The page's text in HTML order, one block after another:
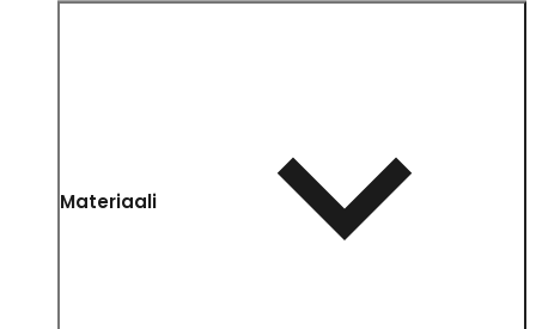
Materiaali